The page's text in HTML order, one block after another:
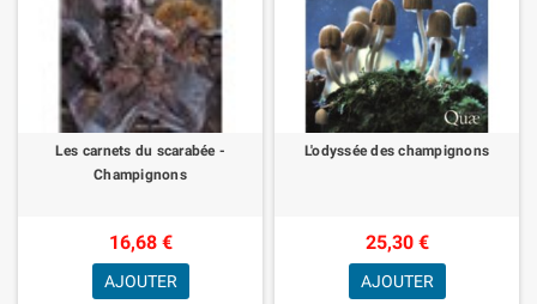
Les carnets du scarabée -
Champignons
16,68 €
AJOUTER
L'odyssée des champignons
25,30 €
AJOUTER